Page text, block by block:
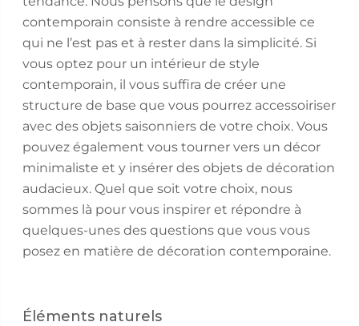
contemporain consiste à rendre accessible ce
qui ne l’est pas et à rester dans la simplicité. Si
vous optez pour un intérieur de style
contemporain, il vous suffira de créer une
structure de base que vous pourrez accessoiriser
avec des objets saisonniers de votre choix. Vous
pouvez également vous tourner vers un décor
minimaliste et y insérer des objets de décoration
audacieux. Quel que soit votre choix, nous
sommes là pour vous inspirer et répondre à
quelques-unes des questions que vous vous
posez en matière de décoration contemporaine.
Éléments naturels